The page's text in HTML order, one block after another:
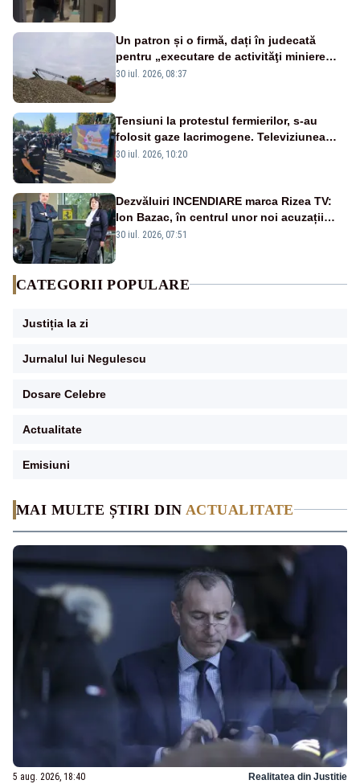
MAI MULTE ȘTIRI DIN ACTUALITATE
5 aug. 2026, 18:40 Realitatea din Justitie
Un patron și o firmă, dați în judecată
pentru „executare de activităţi miniere
fără permis sau licenţă”
30 iul. 2026, 08:37
Tensiuni la protestul fermierilor, s-au
folosit gaze lacrimogene. Televiziunea
Poporului face apel la calm – LIVE TEXT
30 iul. 2026, 10:20
Dezvăluiri INCENDIARE marca Rizea TV:
Ion Bazac, în centrul unor noi acuzații
publice
30 iul. 2026, 07:51
CATEGORII POPULARE
Justiția la zi
Jurnalul lui Negulescu
Dosare Celebre
Actualitate
Emisiuni